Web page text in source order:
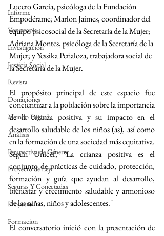
Informe
Voz propia
Investigación
Justicia Social
Revista
Donaciones
Mundo Digital
Análisis
Perspectiva de Género
Proyecto de Ley
Seguras Y Conectadas
Proyecto
Formacion
Lucero García, psicóloga de la Fundación
Empodérame; Marlon Jaimes, coordinador del
equipo psicosocial de la Secretaría de la Mujer;
Adriana Montes, psicóloga de la Secretaría de la
Mujer; y Yessika Peñaloza, trabajadora social de
la Secretaría de la Mujer.
El propósito principal de este espacio fue
concientizar a la población sobre la importancia
de la crianza positiva y su impacto en el
desarrollo saludable de los niños (as), así como
en la formación de una sociedad más equitativa.
Según Unicef, "La crianza positiva es el
conjunto de prácticas de cuidado, protección,
formación y guía que ayudan al desarrollo,
bienestar y crecimiento saludable y armonioso
de las niñas, niños y adolescentes."
El conversatorio inició con la presentación de